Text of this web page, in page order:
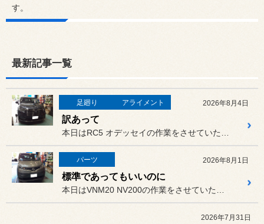
す。
最新記事一覧
足廻り アライメント 2026年8月4日
訳あって
パーツ 2026年8月1日
標準であってもいいのに
2026年7月31日